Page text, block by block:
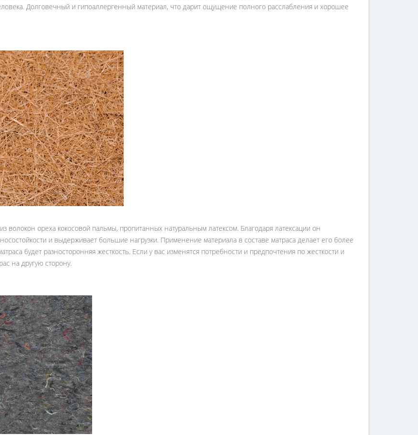
Долговечный и гипоаллергенный материал, что дарит ощущение полного расслабления и хорошее
ореха кокосовой пальмы, пропитанных натуральным латексом. Благодаря латексации он
и выдерживает большие нагрузки. Применение материала в составе матраса делает его более
будет разносторонняя жесткость. Если у вас изменятся потребности и предпочтения по жесткости и
на другую сторону.